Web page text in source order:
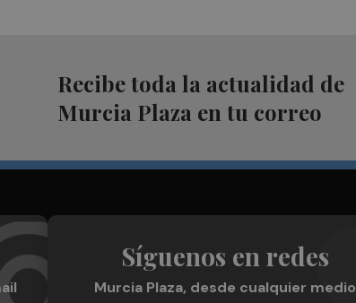
Recibe toda la actualidad de
Murcia Plaza en tu correo
Síguenos en redes
Murcia Plaza, desde cualquier medio